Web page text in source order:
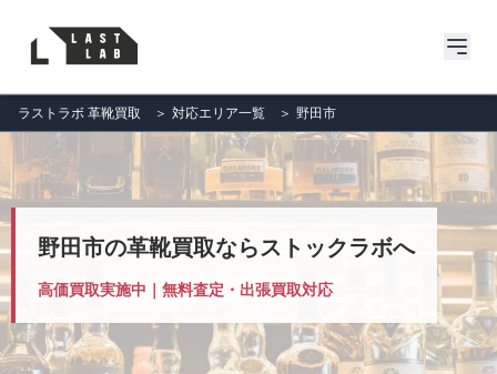
ラストラボ 革靴買取 ＞ 対応エリア一覧 ＞ 野田市
野田市の革靴買取ならストックラボへ
高価買取実施中｜無料査定・出張買取対応